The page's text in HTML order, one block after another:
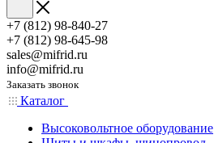
+7 (812) 98-840-27
+7 (812) 98-645-98
sales@mifrid.ru
info@mifrid.ru
Заказать звонок
Каталог
Высоковольтное оборудование